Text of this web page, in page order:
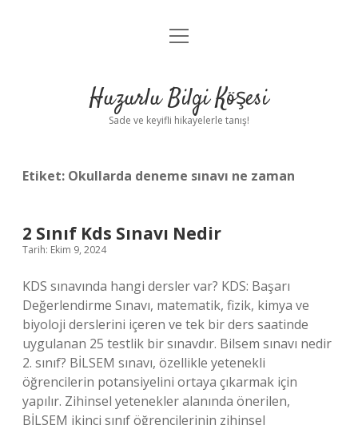
Anasayfa
Yasal Uyarı
menüyü
Huzurlu Bilgi Köşesi
Sade ve keyifli hikayelerle tanış!
Etiket: Okullarda deneme sınavı ne zaman
2 Sınıf Kds Sınavı Nedir
Tarih: Ekim 9, 2024
KDS sınavında hangi dersler var? KDS: Başarı
Değerlendirme Sınavı, matematik, fizik, kimya ve
biyoloji derslerini içeren ve tek bir ders saatinde
uygulanan 25 testlik bir sınavdır. Bilsem sınavı nedir
2. sınıf? BİLSEM sınavı, özellikle yetenekli
öğrencilerin potansiyelini ortaya çıkarmak için
yapılır. Zihinsel yetenekler alanında önerilen,
BİLSEM ikinci sınıf öğrencilerinin zihinsel